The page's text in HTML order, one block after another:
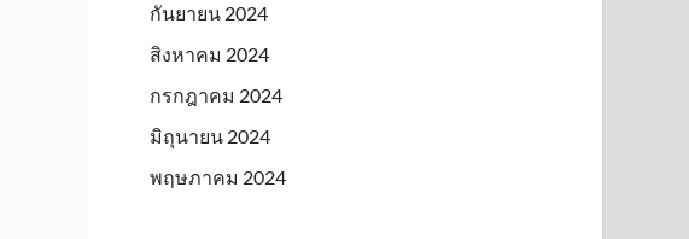
กันยายน 2024
สิงหาคม 2024
กรกฎาคม 2024
มิถุนายน 2024
พฤษภาคม 2024